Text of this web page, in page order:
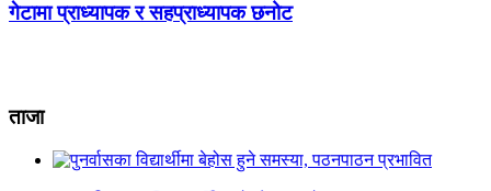
गेटामा प्राध्यापक र सहप्राध्यापक छनोट
ताजा